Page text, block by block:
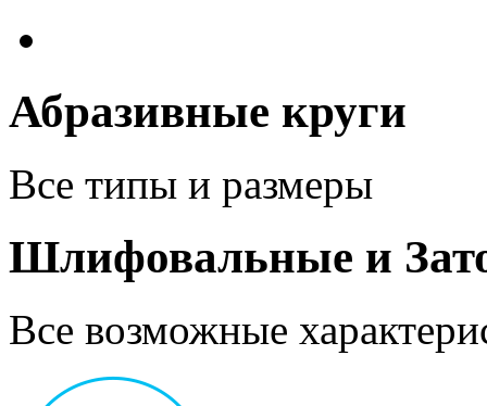
Абразивные круги
Все типы и размеры
Шлифовальные и
Все возможные